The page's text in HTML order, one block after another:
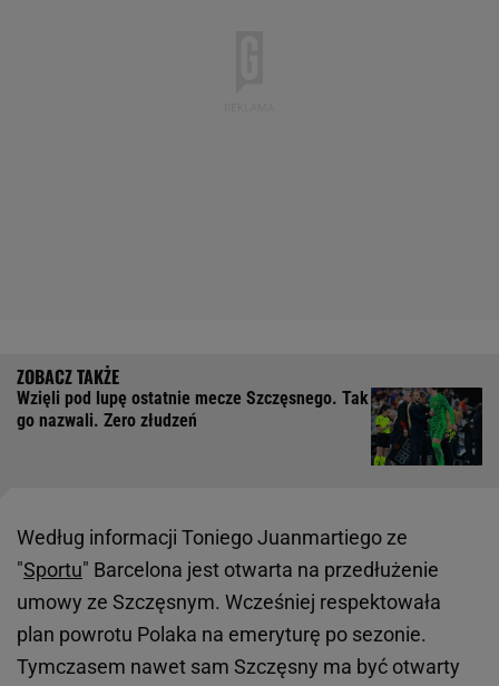
Wzięli pod lupę ostatnie mecze Szczęsnego. Tak
go nazwali. Zero złudzeń
Według informacji Toniego Juanmartiego ze
"Sportu" Barcelona jest otwarta na przedłużenie
umowy ze Szczęsnym. Wcześniej respektowała
plan powrotu Polaka na emeryturę po sezonie.
Tymczasem nawet sam Szczęsny ma być otwarty